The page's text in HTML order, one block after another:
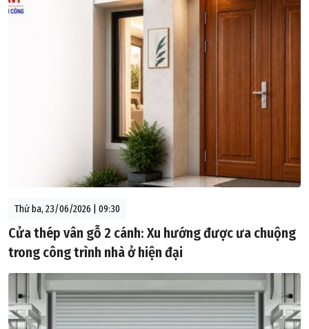
Thứ ba, 23/06/2026 | 09:30
Cửa thép vân gỗ 2 cánh: Xu hướng được ưa chuộng
trong công trình nhà ở hiện đại